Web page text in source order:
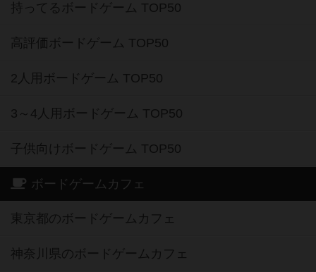
持ってるボードゲーム TOP50
高評価ボードゲーム TOP50
2人用ボードゲーム TOP50
3～4人用ボードゲーム TOP50
子供向けボードゲーム TOP50
ボードゲームカフェ
東京都のボードゲームカフェ
神奈川県のボードゲームカフェ